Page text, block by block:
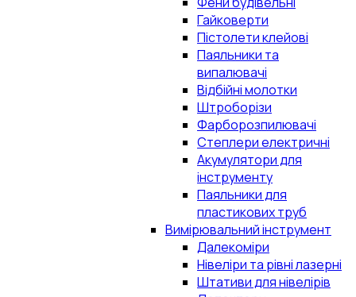
Гайковерти
Пістолети клейові
Паяльники та
випалювачі
Відбійні молотки
Штроборізи
Фарборозпилювачі
Степлери електричні
Акумулятори для
інструменту
Паяльники для
пластикових труб
Вимірювальний інструмент
Далекоміри
Нівеліри та рівні лазерні
Штативи для нівелірів